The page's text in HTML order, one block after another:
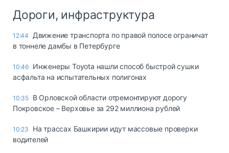
Дороги, инфраструктура
12:44
Движение транспорта по правой полосе ограничат
в тоннеле дамбы в Петербурге
10:46 Инженеры Toyota нашли способ быстрой сушки
асфальта на испытательных полигонах
10:35 В Орловской области отремонтируют дорогу
Покровское – Верховье за 292 миллиона рублей
10:23
На трассах Башкирии идут массовые проверки
водителей